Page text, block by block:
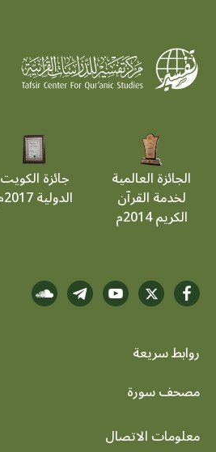
الجائزة العالمية
لخدمة القرآن
الكريم 2014م
جائزة الكويت
الدولية 2017م
روابط سريعة
footer menu
مصحف سورة
معلومات الاتصال